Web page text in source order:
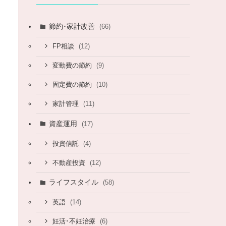
節約･家計改善 (66)
FP相談 (12)
変動費の節約 (9)
固定費の節約 (10)
家計管理 (11)
資産運用 (17)
投資信託 (4)
不動産投資 (12)
ライフスタイル (58)
英語 (14)
妊活･不妊治療 (6)